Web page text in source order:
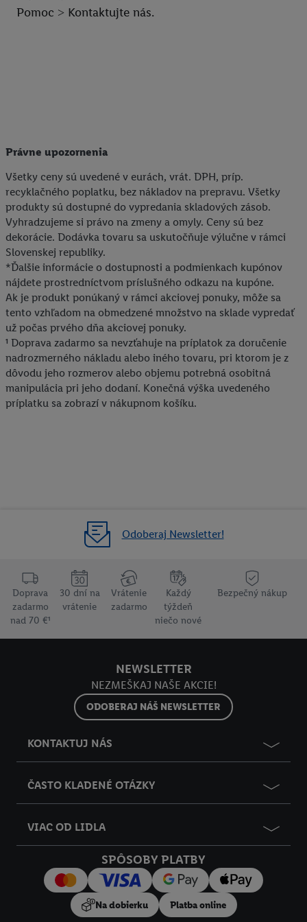
Pomoc ˃ Kontaktujte nás.
Právne upozornenia
Všetky ceny sú uvedené v eurách, vrát. DPH, príp.
recyklačného poplatku, bez nákladov na prepravu. Všetky
produkty sú dostupné do vypredania skladových zásob.
Vyhradzujeme si právo na zmeny a omyly. Ceny sú bez
dekorácie. Dodávka tovaru sa uskutočňuje výlučne v rámci
Slovenskej republiky.
*Ďalšie informácie o dostupnosti a podmienkach kupónov
nájdete prostredníctvom príslušného odkazu na kupóne.
Ak je produkt ponúkaný v rámci akciovej ponuky, môže sa
tento vzhľadom na obmedzené množstvo na sklade vypredať
už počas prvého dňa akciovej ponuky.
¹ Doprava zadarmo sa nevzťahuje na príplatok za doručenie
nadrozmerného nákladu alebo iného tovaru, pri ktorom je z
dôvodu jeho rozmerov alebo objemu potrebná osobitná
manipulácia pri jeho dodaní. Konečná výška uvedeného
príplatku sa zobrazí v nákupnom košíku.
Odoberaj Newsletter!
Doprava
zadarmo
nad 70 €¹
30 dní na
vrátenie
Vrátenie
zadarmo
Každý
týždeň
niečo nové
Bezpečný nákup
NEWSLETTER
NEZMEŠKAJ NAŠE AKCIE!
ODOBERAJ NÁŠ NEWSLETTER
KONTAKTUJ NÁS
ČASTO KLADENÉ OTÁZKY
VIAC OD LIDLA
SPÔSOBY PLATBY
Na dobierku Platba online
personalizovanú reklamu. Na tento účel môže byť vaša
vám možno priradiť niekoľko koncových zariadení alebo
používanie viacerých služieb spoločnosti Lidl, pomocou vašej
hashovanej e-mailovej adresy a prípadne ďalších
identifikátorov/identifikátorov, ktoré má spoločnosť Criteo SA k
dispozícii.
V časti "Prispôsobiť" môžete povoliť jednotlivé účely a nájsť
ďalšie informácie o podmienkach spracúvania osobných
údajov.
Kliknutím na možnosť "
Odmietnuť
" môžete povoliť iba
používanie potrebných technológií. Kliknutím na "Súhlasím"
vyjadríte súhlas so spracúvaním na všetky vyššie uvedené účely.
Ďalšie informácie vrátane informácií o dobe uchovávania
údajov a Vašom práve kedykoľvek odvolať súhlas s účinnosťou
do budúcnosti nájdete v našich zásadách ochrany osobných
údajov.Imprint nájdete tu.